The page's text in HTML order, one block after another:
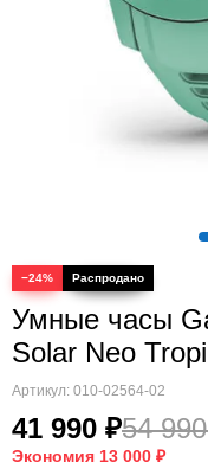
−24%
Умные часы
Solar Neo
Артикул: 010-02564-02
41 990 ₽54
Экономия 13 000 ₽